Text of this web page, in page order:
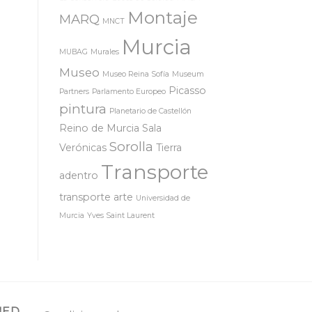
MARQ MNCT Montaje
MUBAG Murales Murcia
Museo Museo Reina Sofía Museum
Partners Parlamento Europeo Picasso
pintura Planetario de Castellón
Reino de Murcia Sala
Verónicas Sorolla Tierra
adentro Transporte
transporte arte Universidad de
Murcia Yves Saint Laurent